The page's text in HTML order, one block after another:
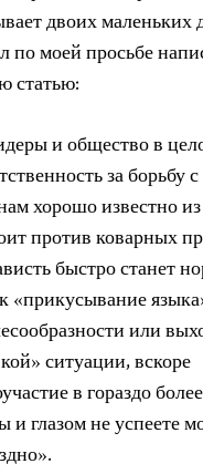
двоих маленьких
по моей просьбе
статью:
и общество в
за борьбу с
хорошо известно
против коварных
быстро станет
«прикусывание
или
ситуации, вскоре
в гораздо
глазом не успеете